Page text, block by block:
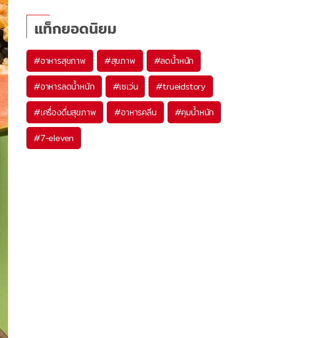
แท็กยอดนิยม
#อาหารสุขภาพ #สุขภาพ #ลดน้ำหนัก
#อาหารลดน้ำหนัก #เซเว่น #trueidstory
#เครื่องดื่มสุขภาพ #อาหารคลีน #คุมน้ำหนัก
#7-eleven